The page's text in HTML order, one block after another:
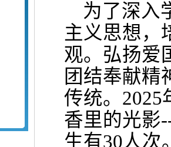
为了深入
主义思想，
观。 弘扬爱
团结奉献精
传统。 2025
香里的光影
生有30人次